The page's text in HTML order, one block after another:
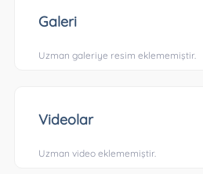
Galeri
Uzman galeriye resim eklememiştir.
Videolar
Uzman video eklememiştir.